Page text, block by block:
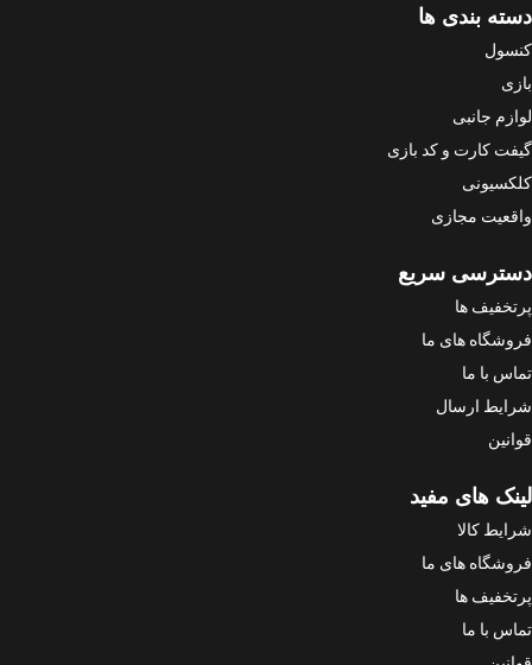
دسته بندی ها
کنسول
بازی
لوازم جانبی
گیفت کارت و کد بازی
کلکسیونی
واقعیت مجازی
دسترسی سریع
پرتخفیف ها
فروشگاه های ما
تماس با ما
شرایط ارسال
قوانین
لینک های مفید
شرایط کالا
فروشگاه های ما
پرتخفیف ها
تماس با ما